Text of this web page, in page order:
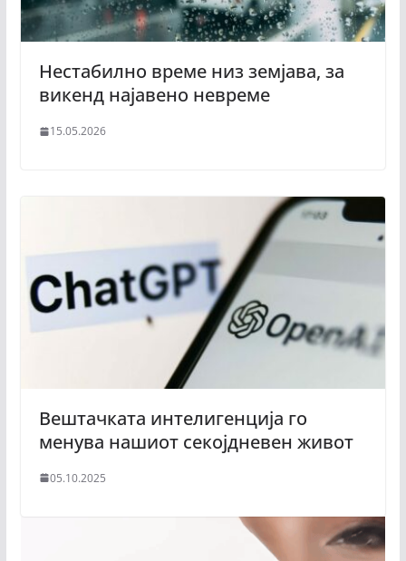
Нестабилно време низ земјава, за
викенд најавено невреме
15.05.2026
Вештачката интелигенција го
менува нашиот секојдневен живот
05.10.2025